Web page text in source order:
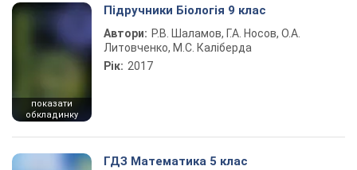
показати
обкладинку
Підручники Біологія 9 клас
Автори: Р.В. Шаламов, Г.А. Носов, О.А.
Литовченко, М.С. Каліберда
Рік: 2017
ГДЗ Математика 5 клас